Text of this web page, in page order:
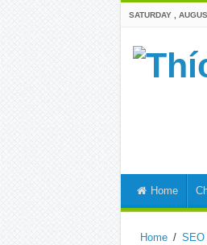
SATURDAY ,
Home
Home / SEO